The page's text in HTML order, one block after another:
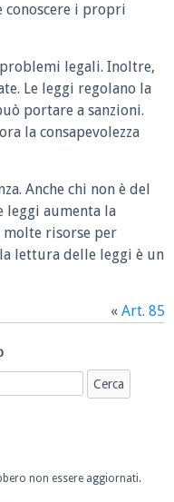
conoscere i propri
legali. Inoltre,
Le leggi regolano la
portare a sanzioni.
la consapevolezza
Anche chi non è del
leggi aumenta la
molte risorse per
lettura delle leggi è un
« Art. 85
non essere aggiornati.